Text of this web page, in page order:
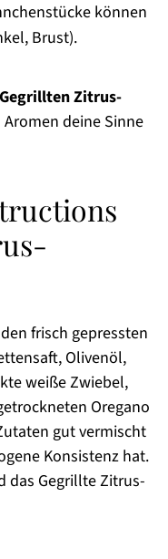
können
Brust).
Gegrillten Zitrus-
deine Sinne
frisch gepressten
Olivenöl,
weiße Zwiebel,
Oregano
gut vermischt
Konsistenz hat.
das Gegrillte Zitrus-